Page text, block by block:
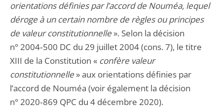
orientations définies par l’accord de Nouméa, lequel
déroge à un certain nombre de règles ou principes
de valeur constitutionnelle ». Selon la décision
n° 2004‑500 DC du 29 juillet 2004 (cons. 7), le titre
XIII de la Constitution « confère valeur
constitutionnelle » aux orientations définies par
l’accord de Nouméa (voir également la décision
n° 2020‑869 QPC du 4 décembre 2020).